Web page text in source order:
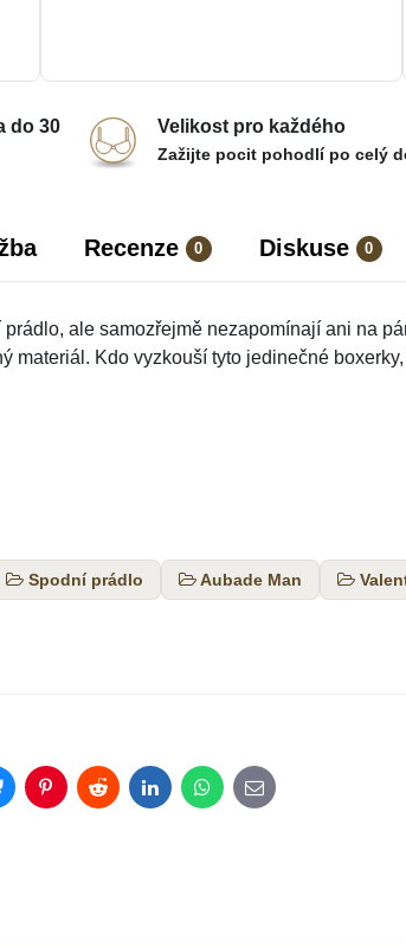
Recenze 0 Diskuse 0
ale samozřejmě nezapomínají ani na
materiál. Kdo vyzkouší tyto jedinečné
Spodní prádlo Aubade Man
PinterestRedditLinkedInWhatsApp
E-
mail
do 30
Velikost pro každého
Zažijte pocit pohodlí po celý